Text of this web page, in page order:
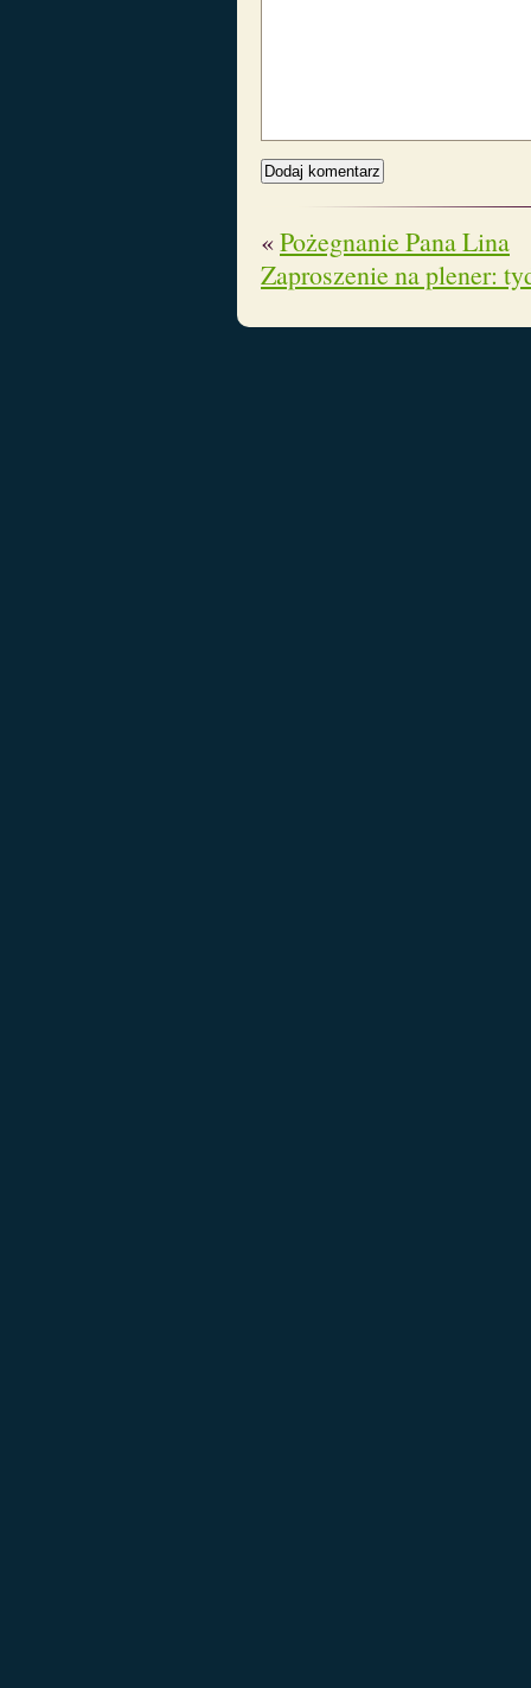
«Pożegnanie Pana Lina
Zaproszenie na plener: